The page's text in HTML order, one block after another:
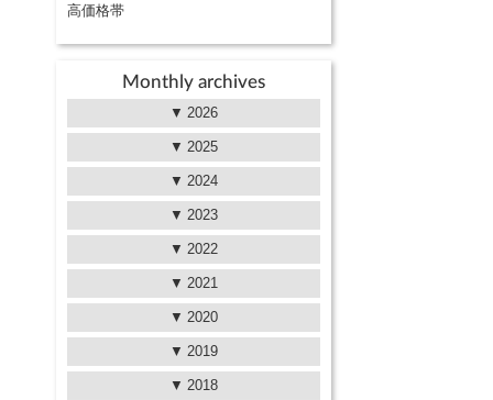
高価格帯
Monthly archives
2026
2025
2024
2023
2022
2021
2020
2019
2018